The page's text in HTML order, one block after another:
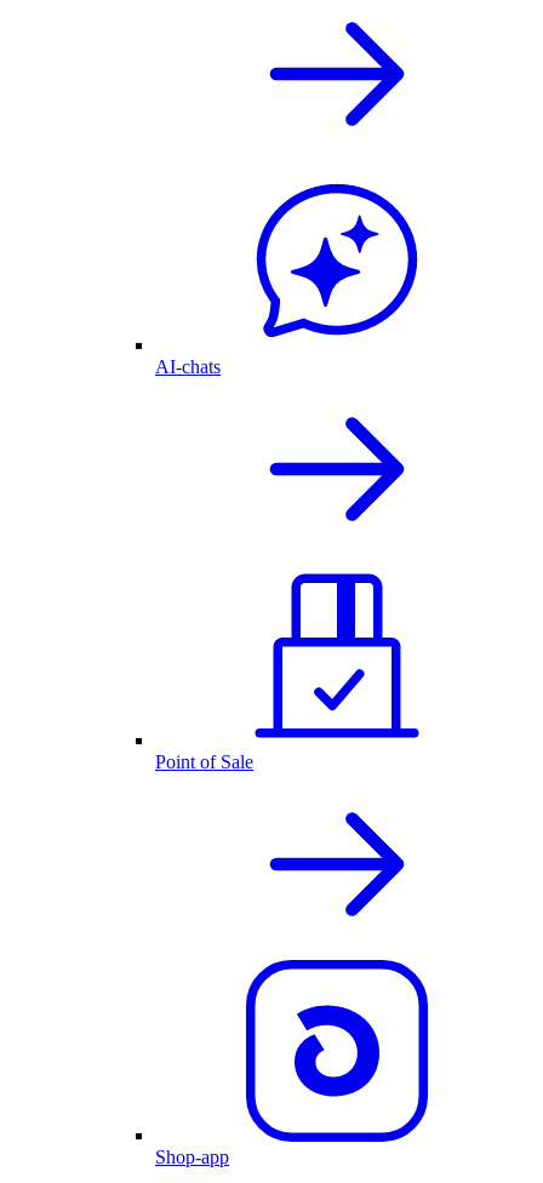
AI-chats
Point of Sale
Shop-app